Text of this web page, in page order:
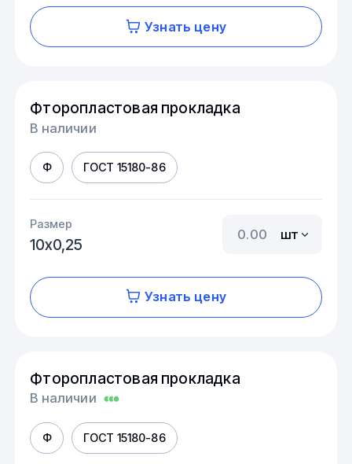
Узнать цену
Фторопластовая прокладка
В наличии
Ф ГОСТ 15180-86
Размер
10х0,25
шт
Узнать цену
Фторопластовая прокладка
В наличии
Ф ГОСТ 15180-86